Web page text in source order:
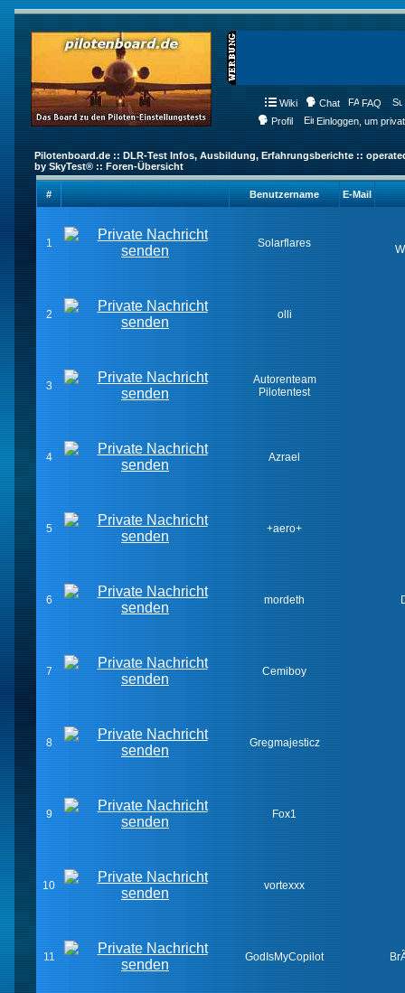
Wiki Chat FAQ
Profil
Einloggen, um
Pilotenboard.de :: DLR-Test Infos, Ausbildung, Erfahrungsberichte ::
by SkyTest® :: Foren-Übersicht
# Benutzername E-Mail
1 Solarflares
2 olli
3
Autorenteam
Pilotentest
4 Azrael
5 +aero+
6 mordeth
7 Cemiboy
8 Gregmajesticz
9 Fox1
10 vortexxx
11 GodIsMyCopilot